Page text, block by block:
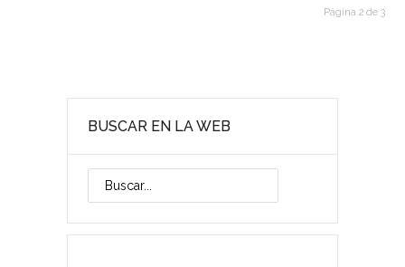
Página 2 de 3
BUSCAR EN LA WEB